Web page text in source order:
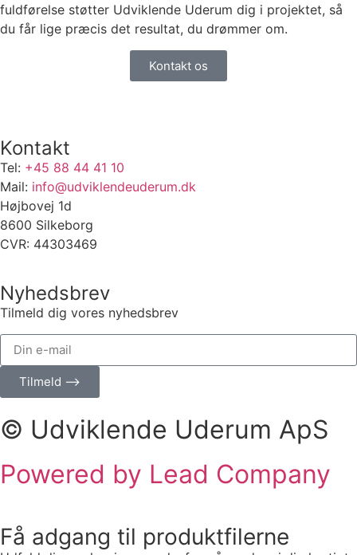
fuldførelse støtter Udviklende Uderum dig i projektet, så
du får lige præcis det resultat, du drømmer om.
Kontakt os
Kontakt
Tel: +45 88 44 41 10
Mail: info@udviklendeuderum.dk
Højbovej 1d
8600 Silkeborg
CVR: 44303469
Nyhedsbrev
Tilmeld dig vores nyhedsbrev
Tilmeld ⟶
© Udviklende Uderum ApS
Powered by Lead Company
Få adgang til produktfilerne